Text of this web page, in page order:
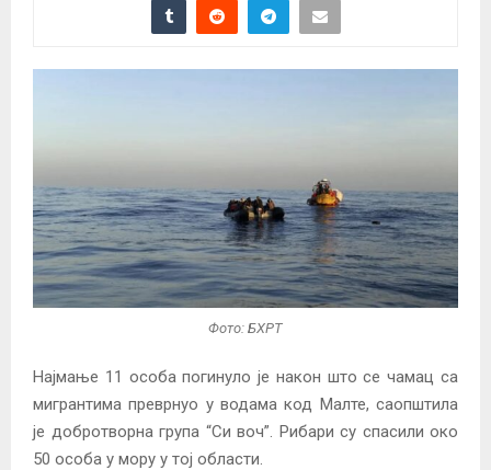
Фото: БХРТ
Најмање 11 особа погинуло је након што се чамац са
мигрантима преврнуо у водама код Малте, саопштила
је добротворна група “Си воч”. Рибари су спасили око
50 особа у мору у тој области.